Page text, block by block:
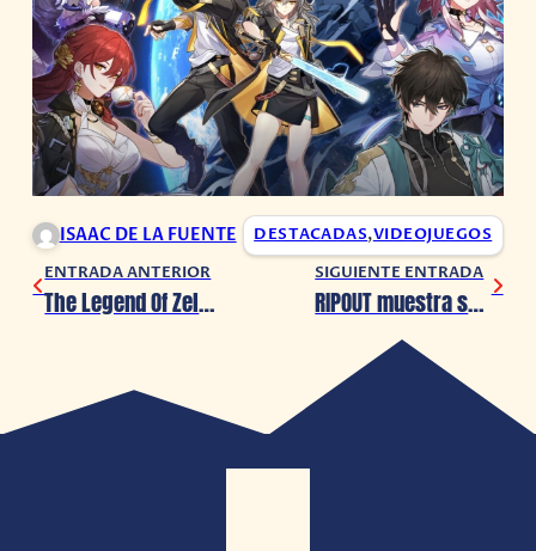
ISAAC DE LA FUENTE DESTACADAS,VIDEOJUEGOS
ENTRADA ANTERIOR
The Legend Of Zelda será la siguiente película de Universal Pictures
SIGUIENTE ENTRADA
RIPOUT muestra su terrorífico tráiler